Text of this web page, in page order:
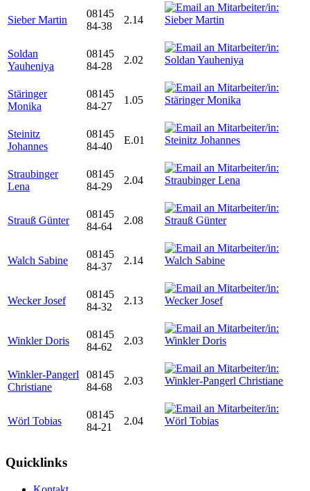
Sieber Martin
08145
84-38
2.14
Soldan
Yauheniya
08145
84-28
2.02
Stäringer
Monika
08145
84-27
1.05
Steinitz
Johannes
08145
84-40
E.01
Straubinger
Lena
08145
84-29
2.04
Strauß Günter
08145
84-64
2.08
Walch Sabine
08145
84-37
2.14
Wecker Josef
08145
84-32
2.13
Winkler Doris
08145
84-62
2.03
Winkler-Pangerl
Christiane
08145
84-68
2.03
Wörl Tobias
08145
84-21
2.04
Quicklinks